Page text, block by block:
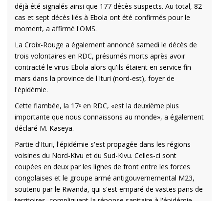
déjà été signalés ainsi que 177 décès suspects. Au total, 82
cas et sept décès liés à Ebola ont été confirmés pour le
moment, a affirmé l'OMS.
La Croix-Rouge a également annoncé samedi le décès de
trois volontaires en RDC, présumés morts après avoir
contracté le virus Ebola alors qu'ils étaient en service fin
mars dans la province de l'Ituri (nord-est), foyer de
l'épidémie.
Cette flambée, la 17ᵉ en RDC, «est la deuxième plus
importante que nous connaissons au monde», a également
déclaré M. Kaseya.
Partie d'Ituri, l'épidémie s'est propagée dans les régions
voisines du Nord-Kivu et du Sud-Kivu. Celles-ci sont
coupées en deux par les lignes de front entre les forces
congolaises et le groupe armé antigouvernemental M23,
soutenu par le Rwanda, qui s'est emparé de vastes pans de